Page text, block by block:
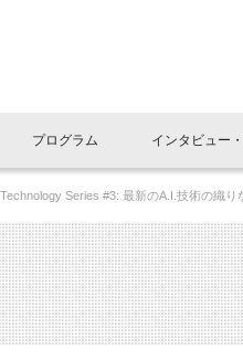
登録
特別会員開催
出展・参加
プログラム インタビュー
覧
ベン
サポ
プレスリリース
海外関連
Why
サポ
パン
特別
オフ
Technology Series #3: 最新のA.I.技術の織